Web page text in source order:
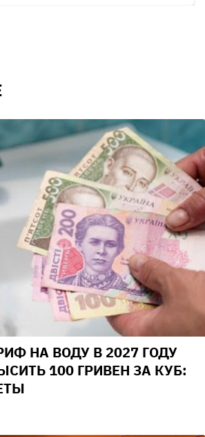
НА ВОДУ В 2027 ГОДУ
100 ГРИВЕН ЗА КУБ: